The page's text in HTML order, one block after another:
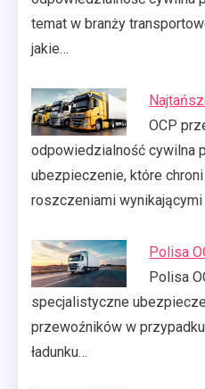
temat w branży
jakie…
OCP
odpowiedzialność cywilna
ubezpieczenie, które
roszczeniami
Polisa
Polisa
specjalistyczne
przewoźników w
ładunku…